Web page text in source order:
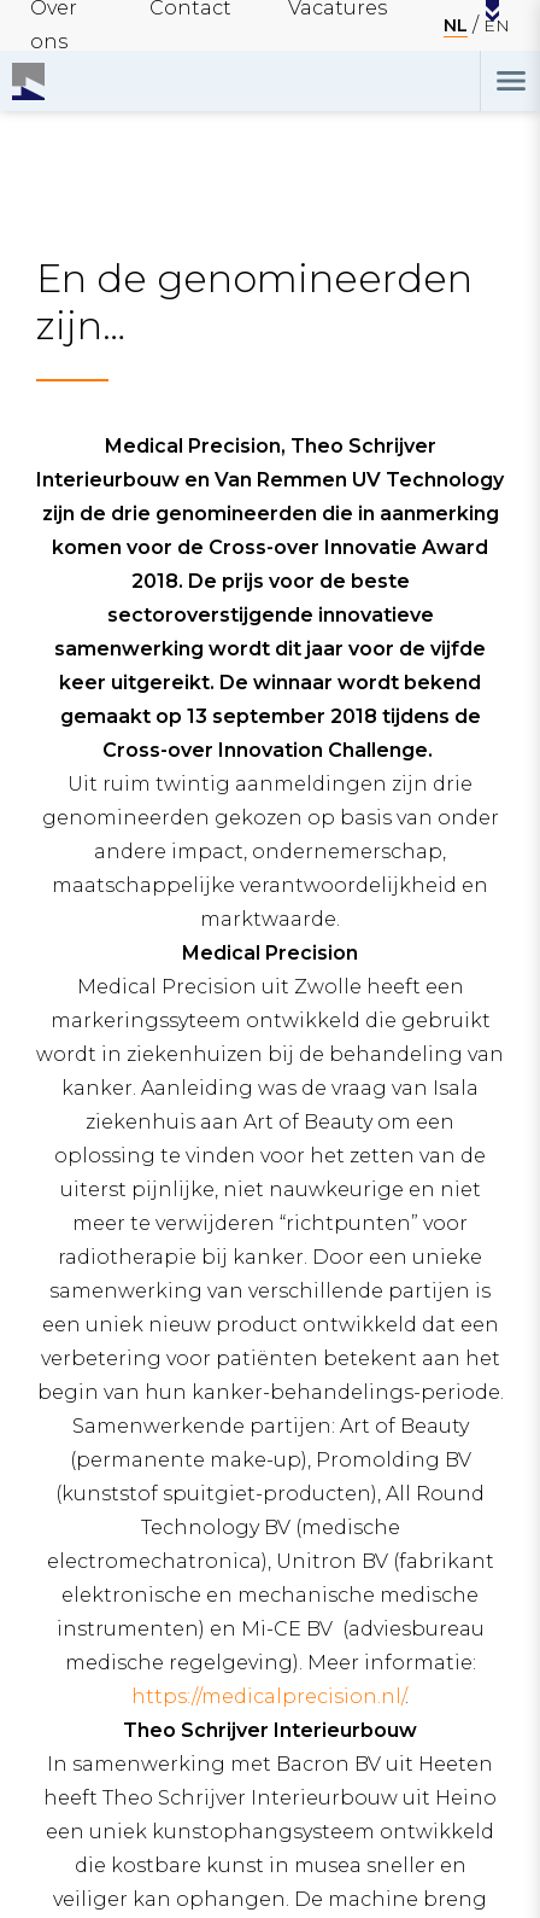
Over
ons
Contact Vacatures
NL EN
En de genomineerden
zijn…
Medical Precision, Theo Schrijver
Interieurbouw en Van Remmen UV Technology
zijn de drie genomineerden die in aanmerking
komen voor de Cross-over Innovatie Award
2018. De prijs voor de beste
sectoroverstijgende innovatieve
samenwerking wordt dit jaar voor de vijfde
keer uitgereikt. De winnaar wordt bekend
gemaakt op 13 september 2018 tijdens de
Cross-over Innovation Challenge.
Uit ruim twintig aanmeldingen zijn drie
genomineerden gekozen op basis van onder
andere impact, ondernemerschap,
maatschappelijke verantwoordelijkheid en
marktwaarde.
Medical Precision
Medical Precision uit Zwolle heeft een
markeringssyteem ontwikkeld die gebruikt
wordt in ziekenhuizen bij de behandeling van
kanker. Aanleiding was de vraag van Isala
ziekenhuis aan Art of Beauty om een
oplossing te vinden voor het zetten van de
uiterst pijnlijke, niet nauwkeurige en niet
meer te verwijderen “richtpunten” voor
radiotherapie bij kanker. Door een unieke
samenwerking van verschillende partijen is
een uniek nieuw product ontwikkeld dat een
verbetering voor patiënten betekent aan het
begin van hun kanker-behandelings-periode.
Samenwerkende partijen: Art of Beauty
(permanente make-up), Promolding BV
(kunststof spuitgiet-producten), All Round
Technology BV (medische
electromechatronica), Unitron BV (fabrikant
elektronische en mechanische medische
instrumenten) en Mi-CE BV (adviesbureau
medische regelgeving). Meer informatie:
https://medicalprecision.nl/.
Theo Schrijver Interieurbouw
In samenwerking met Bacron BV uit Heeten
heeft Theo Schrijver Interieurbouw uit Heino
een uniek kunstophangsysteem ontwikkeld
die kostbare kunst in musea sneller en
veiliger kan ophangen. De machine breng